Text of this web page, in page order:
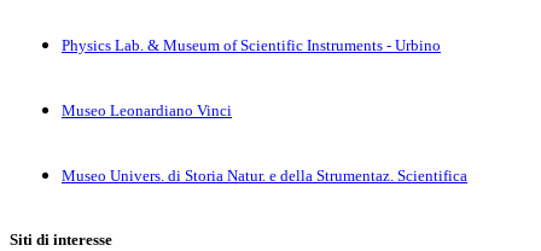
Physics Lab. & Museum of Scientific Instruments - Urbino
Museo Leonardiano Vinci
Museo Univers. di Storia Natur. e della Strumentaz. Scientifica
Siti di interesse